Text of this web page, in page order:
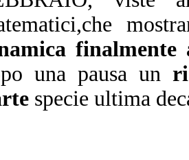
finalmente
una pausa un
specie ultima